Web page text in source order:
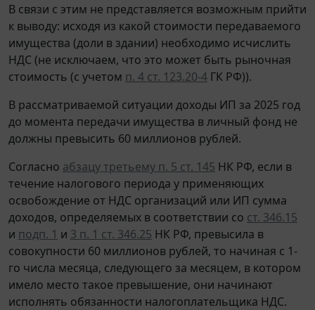
В связи с этим не представляется возможным прийти
к выводу: исходя из какой стоимости передаваемого
имущества (доли в здании) необходимо исчислить
НДС (не исключаем, что это может быть рыночная
стоимость (с учетом п. 4 ст. 123.20-4 ГК РФ)).
В рассматриваемой ситуации доходы ИП за 2025 год
до момента передачи имущества в личный фонд не
должны превысить 60 миллионов рублей.
Согласно абзацу третьему п. 5 ст. 145 НК РФ, если в
течение налогового периода у применяющих
освобождение от НДС организаций или ИП сумма
доходов, определяемых в соответствии со ст. 346.15
и подп. 1 и 3 п. 1 ст. 346.25 НК РФ, превысила в
совокупности 60 миллионов рублей, то начиная с 1-
го числа месяца, следующего за месяцем, в котором
имело место такое превышение, они начинают
исполнять обязанности налогоплательщика НДС.